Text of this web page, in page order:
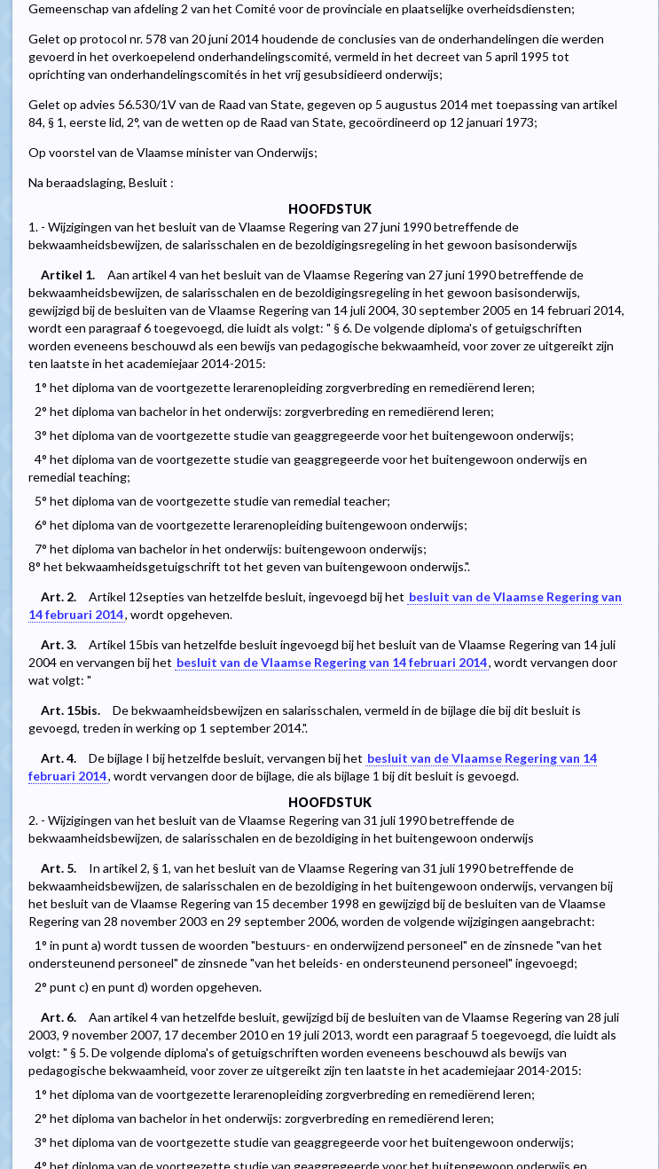
Gemeenschap van afdeling 2 van het Comité voor de provinciale en plaatselijke overheidsdiensten;
Gelet op protocol nr. 578 van 20 juni 2014 houdende de conclusies van de onderhandelingen die werden
gevoerd in het overkoepelend onderhandelingscomité, vermeld in het decreet van 5 april 1995 tot
oprichting van onderhandelingscomités in het vrij gesubsidieerd onderwijs;
Gelet op advies 56.530/1V van de Raad van State, gegeven op 5 augustus 2014 met toepassing van artikel
84, § 1, eerste lid, 2°, van de wetten op de Raad van State, gecoördineerd op 12 januari 1973;
Op voorstel van de Vlaamse minister van Onderwijs;
Na beraadslaging, Besluit :
HOOFDSTUK
1. - Wijzigingen van het besluit van de Vlaamse Regering van 27 juni 1990 betreffende de
bekwaamheidsbewijzen, de salarisschalen en de bezoldigingsregeling in het gewoon basisonderwijs
Artikel 1.
Aan artikel 4 van het besluit van de Vlaamse Regering van 27 juni 1990 betreffende de
bekwaamheidsbewijzen, de salarisschalen en de bezoldigingsregeling in het gewoon basisonderwijs,
gewijzigd bij de besluiten van de Vlaamse Regering van 14 juli 2004, 30 september 2005 en 14 februari 2014,
wordt een paragraaf 6 toegevoegd, die luidt als volgt: " § 6. De volgende diploma's of getuigschriften
worden eveneens beschouwd als een bewijs van pedagogische bekwaamheid, voor zover ze uitgereikt zijn
ten laatste in het academiejaar 2014-2015:
1° het diploma van de voortgezette lerarenopleiding zorgverbreding en remediërend leren;
2° het diploma van bachelor in het onderwijs: zorgverbreding en remediërend leren;
3° het diploma van de voortgezette studie van geaggregeerde voor het buitengewoon onderwijs;
4° het diploma van de voortgezette studie van geaggregeerde voor het buitengewoon onderwijs en
remedial teaching;
5° het diploma van de voortgezette studie van remedial teacher;
6° het diploma van de voortgezette lerarenopleiding buitengewoon onderwijs;
7° het diploma van bachelor in het onderwijs: buitengewoon onderwijs;
8° het bekwaamheidsgetuigschrift tot het geven van buitengewoon onderwijs.".
Art. 2.
Artikel 12septies van hetzelfde besluit, ingevoegd bij het besluit van de Vlaamse Regering van
14 februari 2014, wordt opgeheven.
Art. 3.
Artikel 15bis van hetzelfde besluit ingevoegd bij het besluit van de Vlaamse Regering van 14 juli
2004 en vervangen bij het besluit van de Vlaamse Regering van 14 februari 2014, wordt vervangen door
wat volgt: "
Art. 15bis.
De bekwaamheidsbewijzen en salarisschalen, vermeld in de bijlage die bij dit besluit is
gevoegd, treden in werking op 1 september 2014.".
Art. 4.
De bijlage I bij hetzelfde besluit, vervangen bij het besluit van de Vlaamse Regering van 14
februari 2014, wordt vervangen door de bijlage, die als bijlage 1 bij dit besluit is gevoegd.
HOOFDSTUK
2. - Wijzigingen van het besluit van de Vlaamse Regering van 31 juli 1990 betreffende de
bekwaamheidsbewijzen, de salarisschalen en de bezoldiging in het buitengewoon onderwijs
Art. 5.
In artikel 2, § 1, van het besluit van de Vlaamse Regering van 31 juli 1990 betreffende de
bekwaamheidsbewijzen, de salarisschalen en de bezoldiging in het buitengewoon onderwijs, vervangen bij
het besluit van de Vlaamse Regering van 15 december 1998 en gewijzigd bij de besluiten van de Vlaamse
Regering van 28 november 2003 en 29 september 2006, worden de volgende wijzigingen aangebracht:
1° in punt a) wordt tussen de woorden "bestuurs- en onderwijzend personeel" en de zinsnede "van het
ondersteunend personeel" de zinsnede "van het beleids- en ondersteunend personeel" ingevoegd;
2° punt c) en punt d) worden opgeheven.
Art. 6.
Aan artikel 4 van hetzelfde besluit, gewijzigd bij de besluiten van de Vlaamse Regering van 28 juli
2003, 9 november 2007, 17 december 2010 en 19 juli 2013, wordt een paragraaf 5 toegevoegd, die luidt als
volgt: " § 5. De volgende diploma's of getuigschriften worden eveneens beschouwd als bewijs van
pedagogische bekwaamheid, voor zover ze uitgereikt zijn ten laatste in het academiejaar 2014-2015:
1° het diploma van de voortgezette lerarenopleiding zorgverbreding en remediërend leren;
2° het diploma van bachelor in het onderwijs: zorgverbreding en remediërend leren;
3° het diploma van de voortgezette studie van geaggregeerde voor het buitengewoon onderwijs;
4° het diploma van de voortgezette studie van geaggregeerde voor het buitengewoon onderwijs en